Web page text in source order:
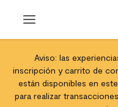
Aviso: las
inscripción y carrito de
están disponibles en
para realizar